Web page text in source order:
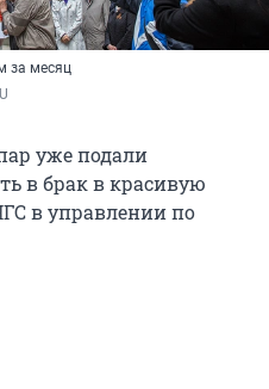
за месяц
уже подали
в брак в красивую
в управлении по